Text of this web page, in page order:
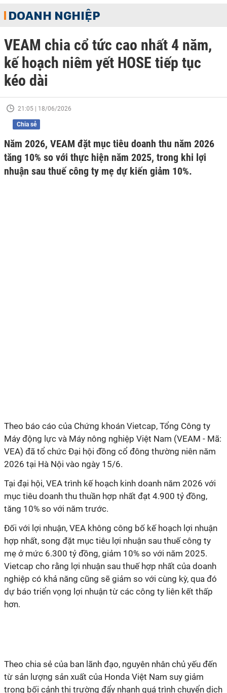
DOANH NGHIỆP
VEAM chia cổ tức cao nhất 4 năm,
kế hoạch niêm yết HOSE tiếp tục
kéo dài
21:05 | 18/06/2026
Chia sẻ
Năm 2026, VEAM đặt mục tiêu doanh thu năm 2026
tăng 10% so với thực hiện năm 2025, trong khi lợi
nhuận sau thuế công ty mẹ dự kiến giảm 10%.
Theo báo cáo của Chứng khoán Vietcap, Tổng Công ty
Máy động lực và Máy nông nghiệp Việt Nam (VEAM - Mã:
VEA) đã tổ chức Đại hội đồng cổ đông thường niên năm
2026 tại Hà Nội vào ngày 15/6.
Tại đại hội, VEA trình kế hoạch kinh doanh năm 2026 với
mục tiêu doanh thu thuần hợp nhất đạt 4.900 tỷ đồng,
tăng 10% so với năm trước.
Đối với lợi nhuận, VEA không công bố kế hoạch lợi nhuận
hợp nhất, song đặt mục tiêu lợi nhuận sau thuế công ty
mẹ ở mức 6.300 tỷ đồng, giảm 10% so với năm 2025.
Vietcap cho rằng lợi nhuận sau thuế hợp nhất của doanh
nghiệp có khả năng cũng sẽ giảm so với cùng kỳ, qua đó
dự báo triển vọng lợi nhuận từ các công ty liên kết thấp
hơn.
Theo chia sẻ của ban lãnh đạo, nguyên nhân chủ yếu đến
từ sản lượng sản xuất của Honda Việt Nam suy giảm
trong bối cảnh thị trường đẩy nhanh quá trình chuyển dịch